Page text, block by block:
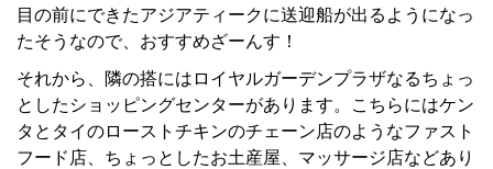
目の前にできたアジアティークに送迎船が出るようになっ
たそうなので、おすすめざーんす！
それから、隣の搭にはロイヤルガーデンプラザなるちょっ
としたショッピングセンターがあります。こちらにはケン
タとタイのローストチキンのチェーン店のようなファスト
フード店、ちょっとしたお土産屋、マッサージ店などあり